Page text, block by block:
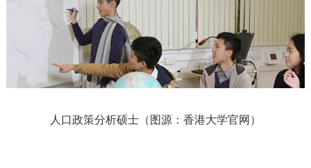
人口政策分析硕士（图源：香港大学官网）